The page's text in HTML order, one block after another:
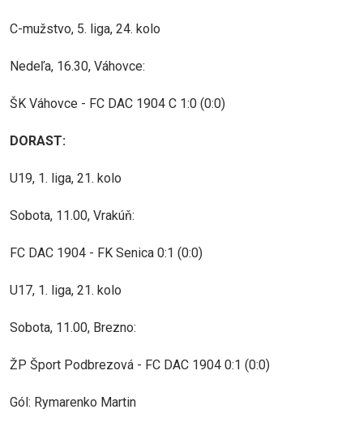
C-mužstvo, 5. liga, 24. kolo
Nedeľa, 16.30, Váhovce:
ŠK Váhovce - FC DAC 1904 C 1:0 (0:0)
DORAST:
U19, 1. liga, 21. kolo
Sobota, 11.00, Vrakúň:
FC DAC 1904 - FK Senica 0:1 (0:0)
U17, 1. liga, 21. kolo
Sobota, 11.00, Brezno:
ŽP Šport Podbrezová - FC DAC 1904 0:1 (0:0)
Gól: Rymarenko Martin